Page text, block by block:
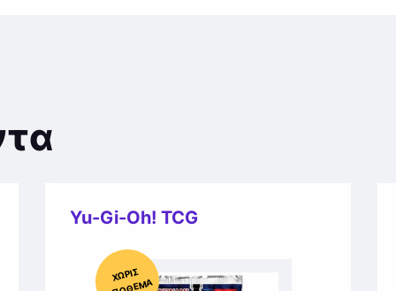
Yu-Gi-Oh! TCG
Χ
ΩΡΊΣ
Α
Π
Ό
ΘΕ